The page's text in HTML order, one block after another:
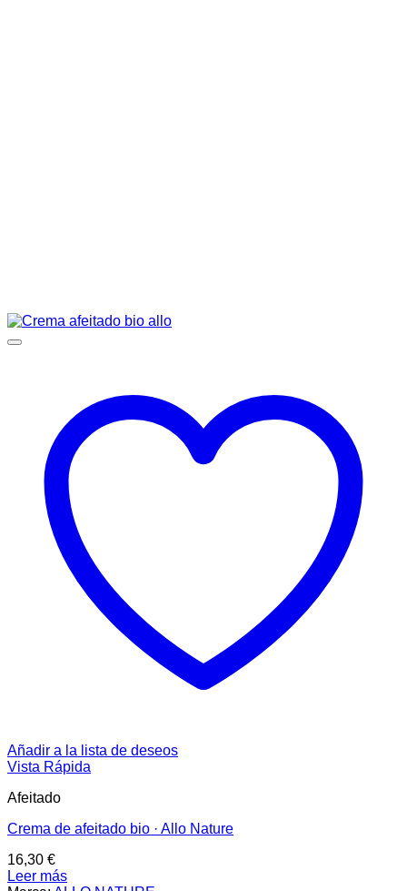
Añadir a la lista de deseos
Vista Rápida
Afeitado
Crema de afeitado bio · Allo Nature
16,30 €
Leer más